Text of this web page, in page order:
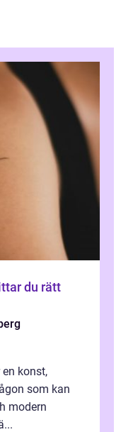
konst,
som kan
modern